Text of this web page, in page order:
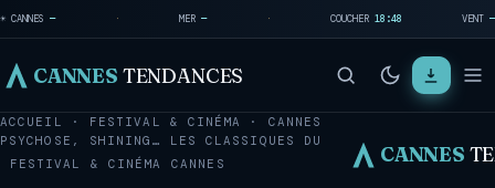
☀ CANNES — · MER— · COUCHER18:48 VENT —
CANNES TENDANCES
CANNES
ACCUEIL · FESTIVAL & CINÉMA · CANNES LIONS : ALIEN,
PSYCHOSE, SHINING… LES CLASSIQUES DU CINÉMA…
FESTIVAL & CINÉMA
CANNES